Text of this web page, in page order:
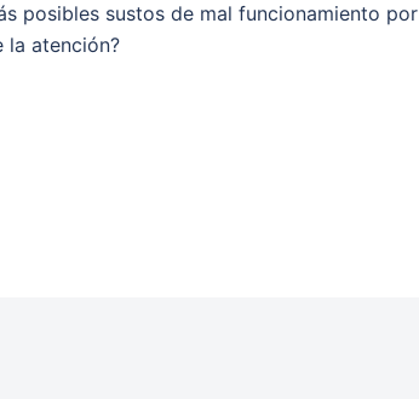
posibles sustos de mal funcionamiento por
la atención?